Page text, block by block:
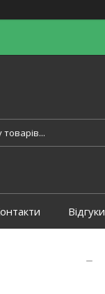
Відгуки